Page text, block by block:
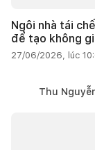
Ngôi nhà tái
để tạo không
27/06/2026, lúc
Thu